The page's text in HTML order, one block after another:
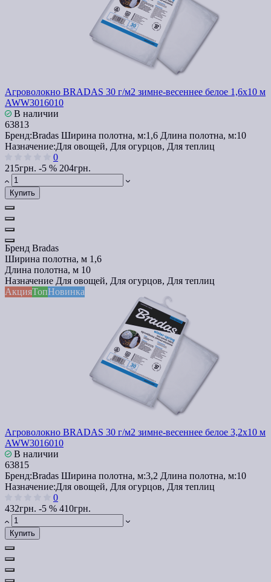
Агроволокно BRADAS 30 г/м2 зимне-весеннее белое 1,6x10 м
AWW3016010
В наличии
63813
Бренд:Bradas Ширина полотна, м:1,6 Длина полотна, м:10
Назначение:Для овощей, Для огурцов, Для теплиц
0
215грн. -5 % 204грн.
Купить
Бренд Bradas
Ширина полотна, м 1,6
Длина полотна, м 10
Назначение Для овощей, Для огурцов, Для теплиц
АкцияТопНовинка
Агроволокно BRADAS 30 г/м2 зимне-весеннее белое 3,2x10 м
AWW3016010
В наличии
63815
Бренд:Bradas Ширина полотна, м:3,2 Длина полотна, м:10
Назначение:Для овощей, Для огурцов, Для теплиц
0
432грн. -5 % 410грн.
Купить